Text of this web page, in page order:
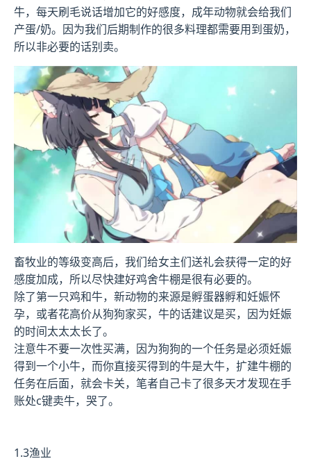
牛，每天刷毛说话增加它的好感度，成年动物就会给我们
产蛋/奶。因为我们后期制作的很多料理都需要用到蛋奶，
所以非必要的话别卖。
畜牧业的等级变高后，我们给女主们送礼会获得一定的好
感度加成，所以尽快建好鸡舍牛棚是很有必要的。
除了第一只鸡和牛，新动物的来源是孵蛋器孵和妊娠怀
孕，或者花高价从狗狗家买，牛的话建议是买，因为妊娠
的时间太太太长了。
注意牛不要一次性买满，因为狗狗的一个任务是必须妊娠
得到一个小牛，而你直接买得到的牛是大牛，扩建牛棚的
任务在后面，就会卡关，笔者自己卡了很多天才发现在手
账处c键卖牛，哭了。
1.3渔业